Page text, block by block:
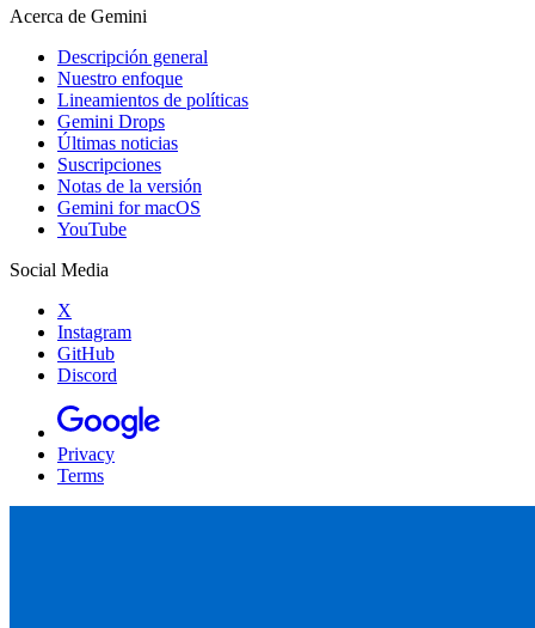
Acerca de Gemini
Descripción general
Nuestro enfoque
Lineamientos de políticas
Gemini Drops
Últimas noticias
Suscripciones
Notas de la versión
Gemini for macOS
YouTube
Social Media
X
Instagram
GitHub
Discord
Privacy
Terms